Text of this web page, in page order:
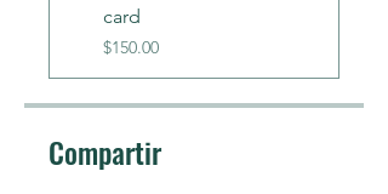
card
$150.00
Compartir